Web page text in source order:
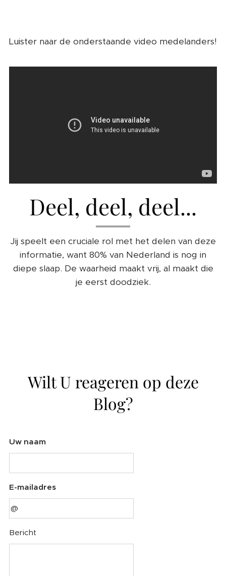
Luister naar de onderstaande video medelanders!
Deel, deel, deel...
Jij speelt een cruciale rol met het delen van deze
informatie, want 80% van Nederland is nog in
diepe slaap. De waarheid maakt vrij, al maakt die
je eerst doodziek.
Wilt U reageren op deze
Blog?
Uw naam
E-mailadres
Bericht